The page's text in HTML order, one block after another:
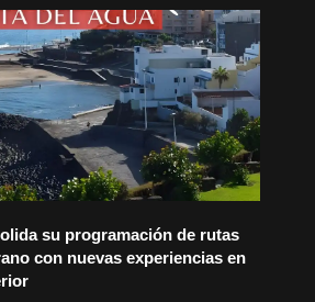
su programación de rutas
con nuevas experiencias en